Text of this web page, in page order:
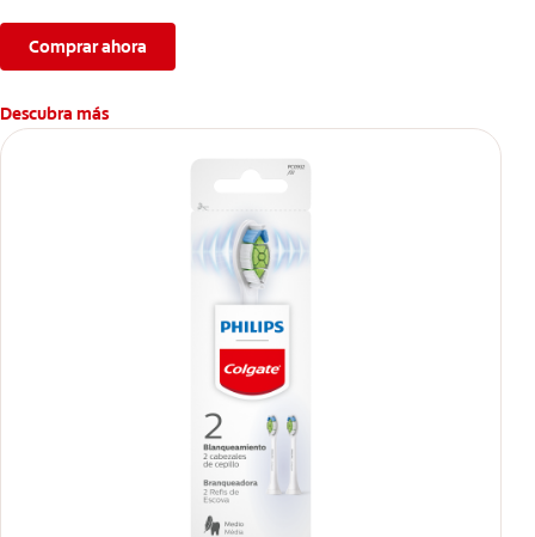
Comprar ahora
Descubra más